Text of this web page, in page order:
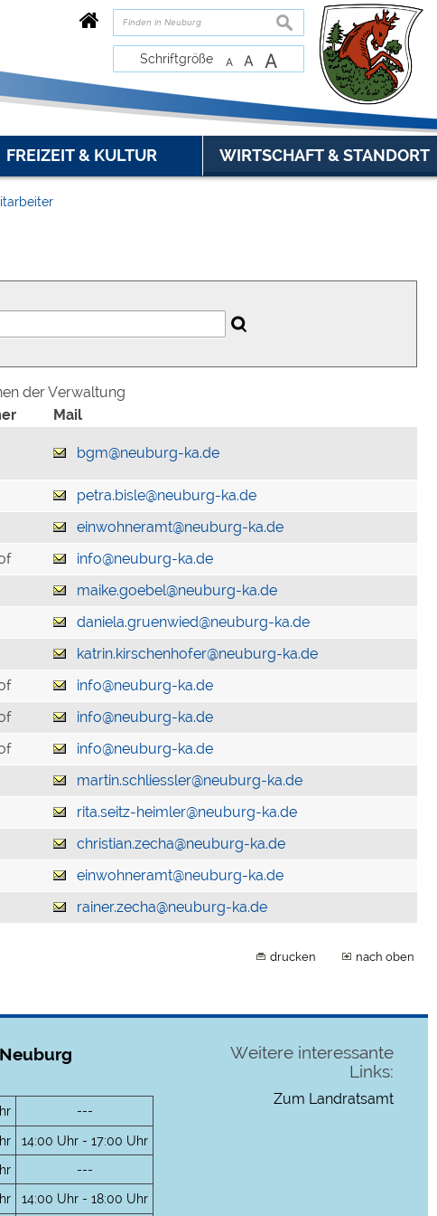
suchen
Schriftgröße A A A
FREIZEIT & KULTUR WIRTSCHAFT & STANDORT
der Verwaltung
Mail
bgm@neuburg-ka.de
petra.bisle@neuburg-ka.de
einwohneramt@neuburg-ka.de
info@neuburg-ka.de
maike.goebel@neuburg-ka.de
daniela.gruenwied@neuburg-ka.de
katrin.kirschenhofer@neuburg-ka.de
info@neuburg-ka.de
info@neuburg-ka.de
info@neuburg-ka.de
martin.schliessler@neuburg-ka.de
rita.seitz-heimler@neuburg-ka.de
christian.zecha@neuburg-ka.de
einwohneramt@neuburg-ka.de
rainer.zecha@neuburg-ka.de
drucken nach oben
---
14:00 Uhr - 17:00 Uhr
---
14:00 Uhr - 18:00 Uhr
Weitere interessante
Links:
Zum Landratsamt